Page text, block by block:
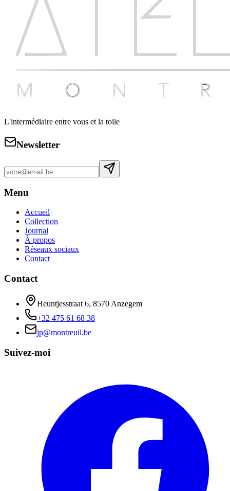
L'intermédiaire entre vous et la toile
Newsletter
Menu
Accueil
Collection
Journal
À propos
Réseaux sociaux
Contact
Contact
Heuntjesstraat 6, 8570 Anzegem
+32 475 61 68 38
jp@montreuil.be
Suivez-moi